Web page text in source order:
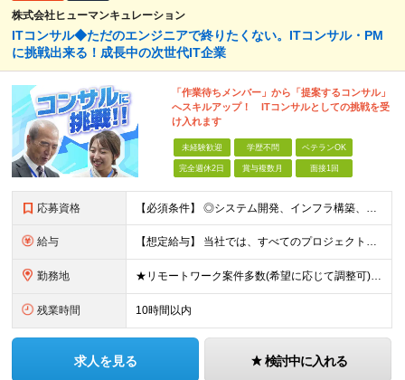
株式会社ヒューマンキュレーション
ITコンサル◆ただのエンジニアで終りたくない。ITコンサル・PM
に挑戦出来る！成長中の次世代IT企業
「作業待ちメンバー」から「提案するコンサル」
へスキルアップ！ ITコンサルとしての挑戦を受
け入れます
未経験歓迎 学歴不問 ベテランOK
完全週休2日 賞与複数月 面接1回
応募資格 【必須条件】 ◎システム開発、インフラ構築、運用保守など、いずれかのIT実務経験（1年以上） ※言語・環境不問（Java／C#／Python／AWS／Azureなど歓迎） ◎（IT業界、プ
給与 【想定給与】 当社では、すべてのプロジェクトで受注単価を完全開示。 給与はその単価に連動し、還元率は80％以上を保証しています。 経験・スキル・貢献度に応じて報酬を正当に評価し、前職年収の
勤務地 ★リモートワーク案件多数(希望に応じて調整可) ★勤務地は希望を考慮します ★転勤はありません ★U・Iターンも歓迎です！ 関西エリア(大阪・兵庫・京都・滋賀・奈良・和歌山)の取引先、または本社での
残業時間 10時間以内
求人を見る 検討中に入れる